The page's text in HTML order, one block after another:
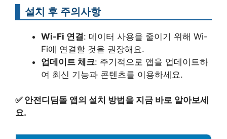
설치 후 주의사항
Wi-Fi 연결: 데이터 사용을 줄이기 위해 Wi-
Fi에 연결할 것을 권장해요.
업데이트 체크: 주기적으로 앱을 업데이트하
여 최신 기능과 콘텐츠를 이용하세요.
✅ 안전디딤돌 앱의 설치 방법을 지금 바로 알아보세
요.